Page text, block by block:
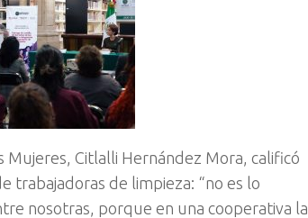
Citlalli Hernández Mora, calificó
trabajadoras de limpieza: “no es lo
nosotras, porque en una cooperativa la